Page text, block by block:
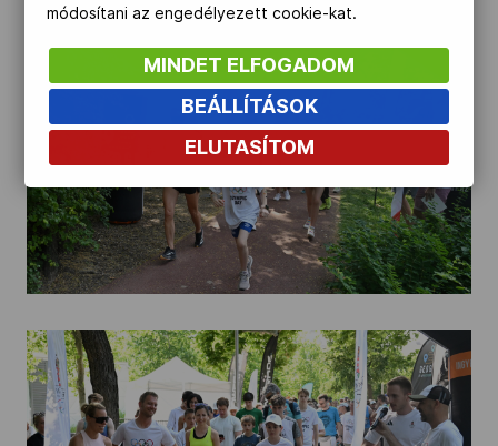
módosítani az engedélyezett cookie-kat.
MINDET ELFOGADOM
BEÁLLÍTÁSOK
ELUTASÍTOM